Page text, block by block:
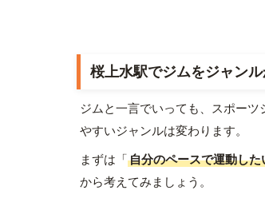
桜上水駅でジムをジャン
ジムと一言でいっても、スポー
やすいジャンルは変わります。
まずは「自分のペースで運動した
から考えてみましょう。